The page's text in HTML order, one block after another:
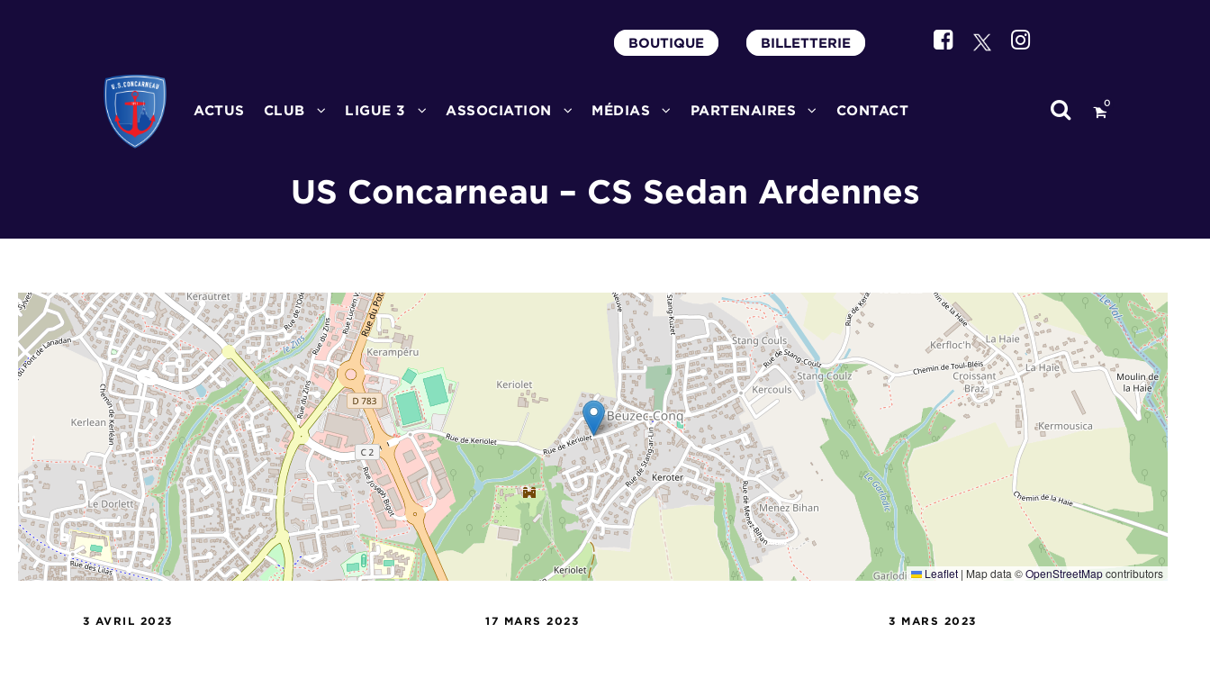
BOUTIQUE BILLETTERIE
ACTUS CLUB LIGUE 3 ASSOCIATION MÉDIAS PARTENAIRES CONTACT 0
US Concarneau – CS Sedan Ardennes
Leaflet | Map data ©OpenStreetMapcontributors
3 AVRIL 2023 17 MARS 2023 3 MARS 2023